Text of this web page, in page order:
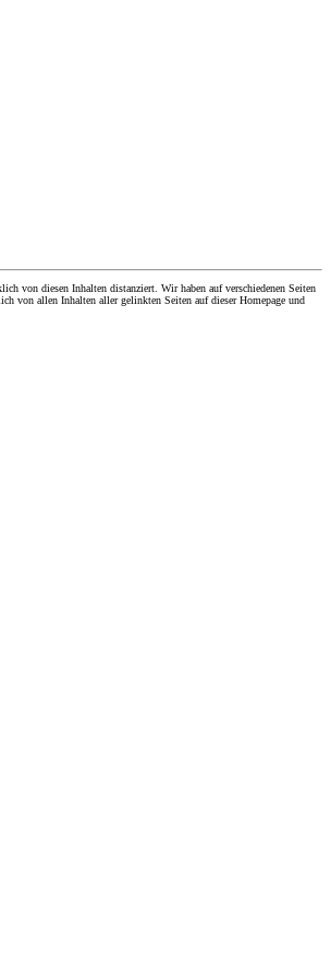
von diesen Inhalten distanziert. Wir haben auf verschiedenen Seiten
von allen Inhalten aller gelinkten Seiten auf dieser Homepage und